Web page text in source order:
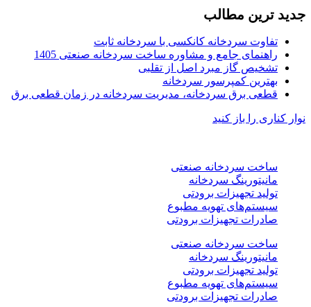
جدید ترین مطالب
تفاوت سردخانه کانکسی با سردخانه ثابت
راهنمای جامع و مشاوره ساخت سردخانه صنعتی 1405
تشخیص گاز مبرد اصل از تقلبی
بهترین کمپرسور سردخانه
قطعی برق سردخانه، مدیریت سردخانه در زمان قطعی برق
نوار کناری را باز کنید
ساخت سردخانه صنعتی
مانیتورینگ سردخانه
تولید تجهیزات برودتی
سیستم‌های تهویه مطبوع
صادرات تجهیزات برودتی
ساخت سردخانه صنعتی
مانیتورینگ سردخانه
تولید تجهیزات برودتی
سیستم‌های تهویه مطبوع
صادرات تجهیزات برودتی